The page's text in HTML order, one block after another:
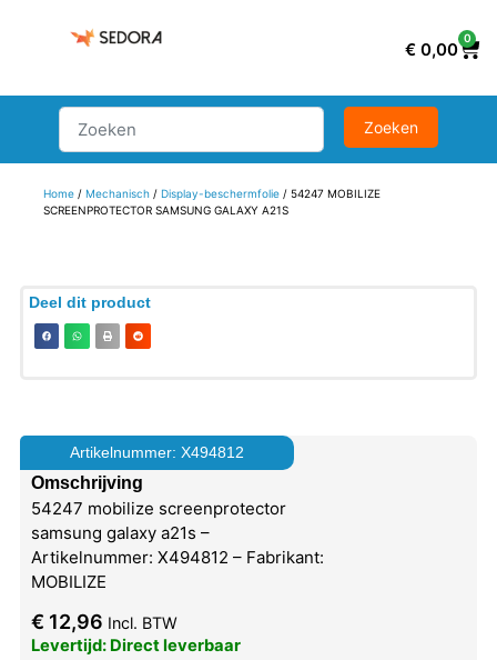
€ 0,00
0
Home/ Mechanisch/ Display-beschermfolie/ 54247 MOBILIZE
SCREENPROTECTOR SAMSUNG GALAXY A21S
Deel dit product
Artikelnummer: X494812
Omschrijving
54247 mobilize screenprotector
samsung galaxy a21s –
Artikelnummer: X494812 – Fabrikant:
MOBILIZE
€ 12,96 Incl. BTW
Levertijd: Direct leverbaar